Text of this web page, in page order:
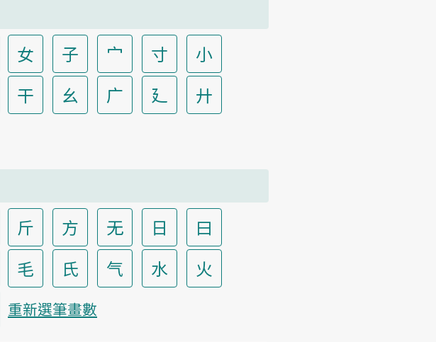
女 子 宀 寸
小
干 幺 广 廴
廾
斤 方 无 日
曰
毛 氏 气 水
火
重新選筆畫數